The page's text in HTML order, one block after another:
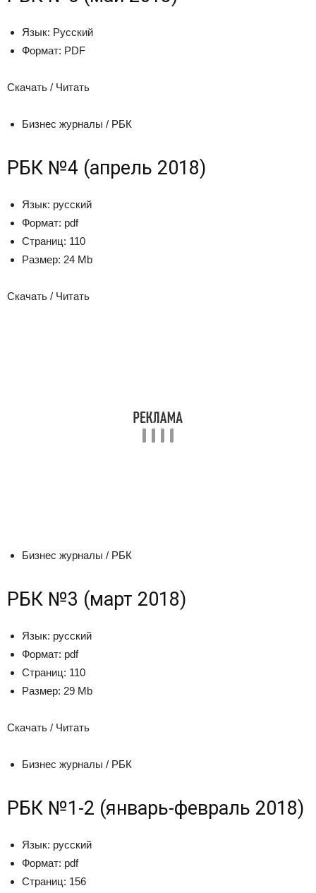
Язык: Русский
Формат: PDF
Скачать / Читать
Бизнес журналы / РБК
РБК №4 (апрель 2018)
Язык: русский
Формат: pdf
Страниц: 110
Размер: 24 Mb
Скачать / Читать
Бизнес журналы / РБК
РБК №3 (март 2018)
Язык: русский
Формат: pdf
Страниц: 110
Размер: 29 Mb
Скачать / Читать
Бизнес журналы / РБК
РБК №1-2 (январь-февраль 2018)
Язык: русский
Формат: pdf
Страниц: 156